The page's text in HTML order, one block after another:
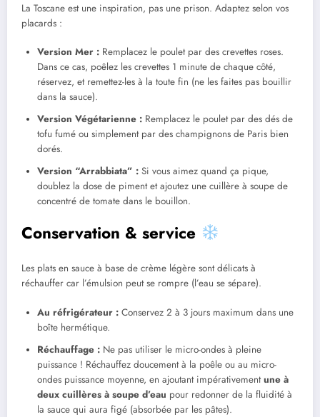
La Toscane est une inspiration, pas une prison. Adaptez selon vos
placards :
Version Mer : Remplacez le poulet par des crevettes roses.
Dans ce cas, poêlez les crevettes 1 minute de chaque côté,
réservez, et remettez-les à la toute fin (ne les faites pas bouillir
dans la sauce).
Version Végétarienne : Remplacez le poulet par des dés de
tofu fumé ou simplement par des champignons de Paris bien
dorés.
Version “Arrabbiata” : Si vous aimez quand ça pique,
doublez la dose de piment et ajoutez une cuillère à soupe de
concentré de tomate dans le bouillon.
Conservation & service
Les plats en sauce à base de crème légère sont délicats à
réchauffer car l’émulsion peut se rompre (l’eau se sépare).
Au réfrigérateur : Conservez 2 à 3 jours maximum dans une
boîte hermétique.
Réchauffage : Ne pas utiliser le micro-ondes à pleine
puissance ! Réchauffez doucement à la poêle ou au micro-
ondes puissance moyenne, en ajoutant impérativementune à
deux cuillères à soupe d’eau pour redonner de la fluidité à
la sauce qui aura figé (absorbée par les pâtes).